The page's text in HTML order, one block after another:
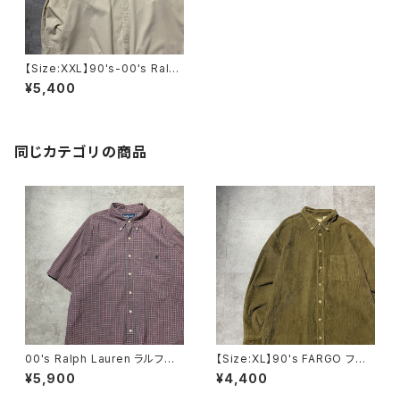
【Size:XXL】90's-00's Ralph
Lauren ラルフローレン 刺繍ワ
ンポイント ポニー 胸ポケッ
¥5,400
同じカテゴリの商品
00's Ralph Lauren ラルフロ
ーレン 刺繍ロゴ ポニー チ
ェック総柄 半袖 ボタンダウ
¥5,900
【Size:XL】90's FARGO ファ
ーゴ コーデュロイ生地 胸ポ
ケット ブラウン ボタンダウン
¥4,400